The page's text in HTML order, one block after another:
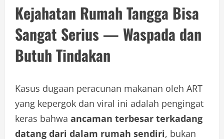
Kejahatan Rumah Tangga Bisa
Sangat Serius — Waspada dan
Butuh Tindakan
Kasus dugaan peracunan makanan oleh ART
yang kepergok dan viral ini adalah pengingat
keras bahwa ancaman terbesar terkadang
datang dari dalam rumah sendiri, bukan